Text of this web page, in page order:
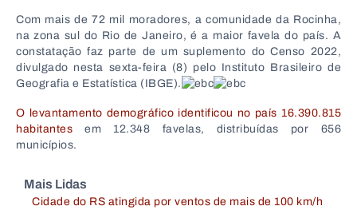
Com mais de 72 mil moradores, a comunidade da Rocinha,
na zona sul do Rio de Janeiro, é a maior favela do país. A
constatação faz parte de um suplemento do Censo 2022,
divulgado nesta sexta-feira (8) pelo Instituto Brasileiro de
Geografia e Estatística (IBGE).
O levantamento demográfico identificou no país 16.390.815
habitantes em 12.348 favelas, distribuídas por 656
municípios.
Mais Lidas
Cidade do RS atingida por ventos de mais de 100 km/h